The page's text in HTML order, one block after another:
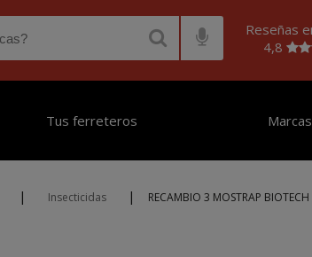
Reseñas
4,8
Tus ferreteros Marcas
| Insecticidas | RECAMBIO 3 MOSTRAP